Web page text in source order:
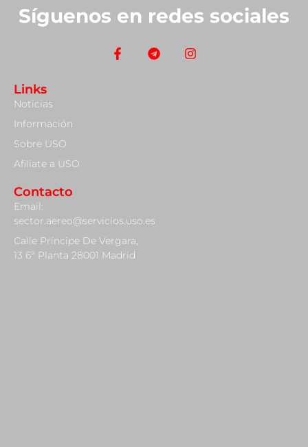
Síguenos en redes sociales
Links
Noticias
Información
Sobre USO
Afiliate a USO
Contacto
Email:
sector.aereo@servicios.uso.es
Calle Príncipe De Vergara,
13 6º Planta 28001 Madrid